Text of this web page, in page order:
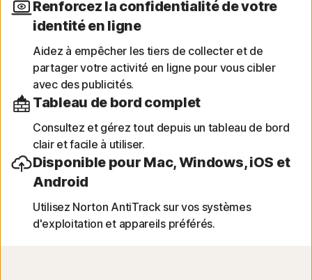
Renforcez la confidentialité de votre
identité en ligne
Aidez à empêcher les tiers de collecter et de
partager votre activité en ligne pour vous cibler
avec des publicités.
Tableau de bord complet
Consultez et gérez tout depuis un tableau de bord
clair et facile à utiliser.
Disponible pour Mac, Windows, iOS et
Android
Utilisez Norton AntiTrack sur vos systèmes
d'exploitation et appareils préférés.